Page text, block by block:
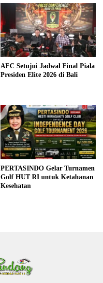
AFC Setujui Jadwal Final Piala
Presiden Elite 2026 di Bali
PERTASINDO Gelar Turnamen
Golf HUT RI untuk Ketahanan
Kesehatan